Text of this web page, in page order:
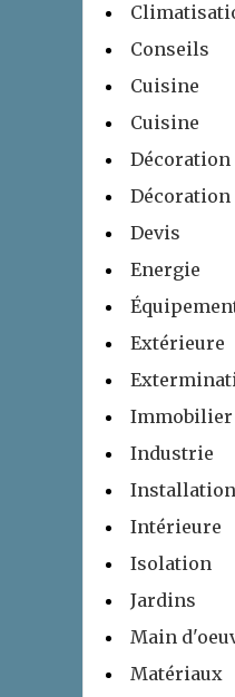
Conseils
Cuisine
Cuisine
Décoration
Devis
Energie
Extérieure
Immobilier
Industrie
Intérieure
Isolation
Jardins
Main
Matériaux